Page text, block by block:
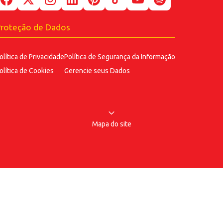
de Dados
de Privacidade
de Cookies
Política de Segurança da Informação
Gerencie seus Dados
Mapa do site